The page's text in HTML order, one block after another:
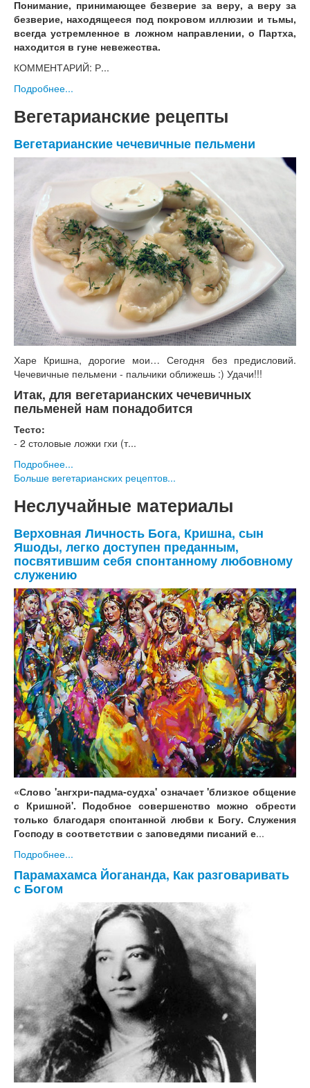
Понимание, принимающее безверие за веру, а веру за
безверие, находящееся под покровом иллюзии и тьмы,
всегда устремленное в ложном направлении, о Партха,
находится в гуне невежества.
КОММЕНТАРИЙ: Р...
Подробнее...
Вегетарианские рецепты
Вегетарианские чечевичные пельмени
Харе Кришна, дорогие мои… Сегодня без предисловий.
Чечевичные пельмени - пальчики оближешь :) Удачи!!!
Итак, для вегетарианских чечевичных
пельменей нам понадобится
Тесто:
- 2 столовые ложки гхи (т...
Подробнее...
Больше вегетарианских рецептов...
Неслучайные материалы
Верховная Личность Бога, Кришна, сын
Яшоды, легко доступен преданным,
посвятившим себя спонтанному любовному
служению
«Слово 'ангхри-падма-судха' означает 'близкое общение
с Кришной'. Подобное совершенство можно обрести
только благодаря спонтанной любви к Богу. Служения
Господу в соответствии с заповедями писаний е...
Подробнее...
Парамахамса Йогананда, Как разговаривать
с Богом